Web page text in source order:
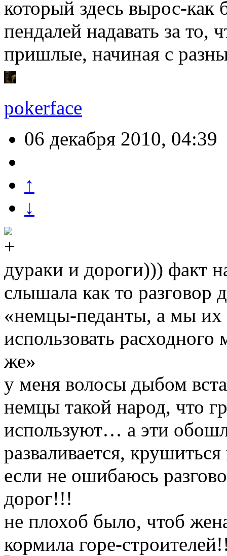
который здесь вырос-как
пендалей надавать за
пришлые, начиная с
pokerface
06 декабря 2010, 04:39
↑
↓
дураки и дороги))) факт
слышала как то разговор
«немцы-педанты, а мы
использовать
же»
у меня волосы дыбом
немцы такой народ, что
используют… а эти
разваливается,
если не ошибаюсь
дорог!!!
не плохоб было, чтоб
кормила горе-